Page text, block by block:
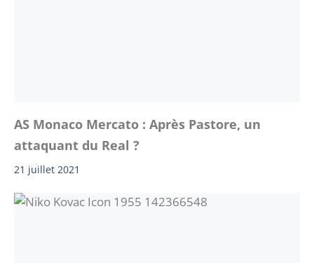
AS Monaco Mercato : Après Pastore, un
attaquant du Real ?
21 juillet 2021